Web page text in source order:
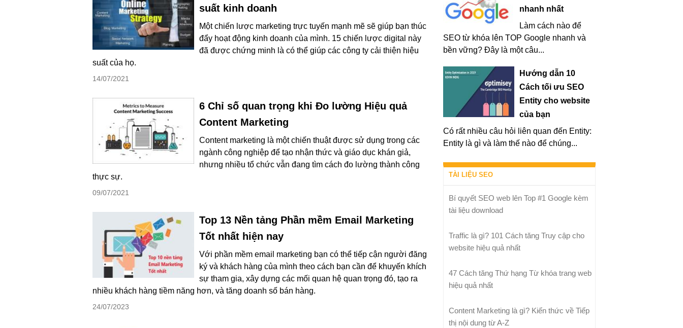
suất kinh doanh
Một chiến lược marketing trực tuyến mạnh mẽ sẽ giúp bạn thúc
đẩy hoạt động kinh doanh của mình. 15 chiến lược digital này
đã được chứng minh là có thể giúp các công ty cải thiện hiệu
suất của họ.
14/07/2021
6 Chỉ số quan trọng khi Đo lường Hiệu quả
Content Marketing
Content marketing là một chiến thuật được sử dụng trong các
ngành công nghiệp để tạo nhận thức và giáo dục khán giả,
nhưng nhiều tổ chức vẫn đang tìm cách đo lường thành công
thực sự.
09/07/2021
Top 13 Nền tảng Phần mềm Email Marketing
Tốt nhất hiện nay
Với phần mềm email marketing bạn có thể tiếp cận người đăng
ký và khách hàng của mình theo cách bạn cần để khuyến khích
sự tham gia, xây dựng các mối quan hệ quan trọng đó, tạo ra
nhiều khách hàng tiềm năng hơn, và tăng doanh số bán hàng.
24/07/2023
nhanh nhất
Làm cách nào để
SEO từ khóa lên TOP Google nhanh và
bền vững? Đây là một câu...
Hướng dẫn 10
Cách tối ưu SEO
Entity cho website
của bạn
Có rất nhiều câu hỏi liên quan đến Entity:
Entity là gì và làm thế nào để chúng...
TÀI LIỆU SEO
Bí quyết SEO web lên Top #1 Google kèm
tài liệu download
Traffic là gì? 101 Cách tăng Truy cập cho
website hiệu quả nhất
47 Cách tăng Thứ hạng Từ khóa trang web
hiệu quả nhất
Content Marketing là gì? Kiến thức về Tiếp
thị nội dung từ A-Z